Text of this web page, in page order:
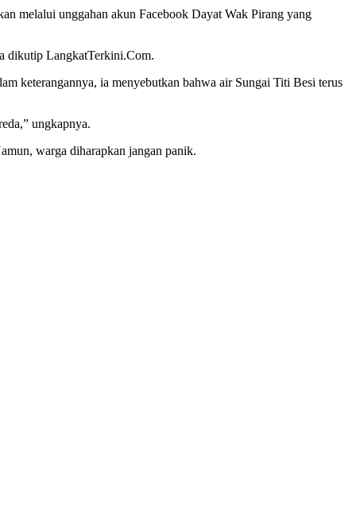
melalui unggahan akun Facebook Dayat Wak Pirang yang
dikutip LangkatTerkini.Com.
keterangannya, ia menyebutkan bahwa air Sungai Titi Besi terus
ungkapnya.
warga diharapkan jangan panik.